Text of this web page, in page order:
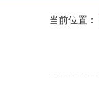
当前位置：